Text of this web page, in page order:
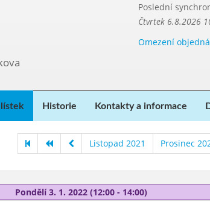
Poslední
Čtvrtek 6.8.2026
Omezení
Historie Kontakty a informace
Listopad 2021 Prosinec
Pondělí 3. 1. 2022 (12:00 - 14:00)